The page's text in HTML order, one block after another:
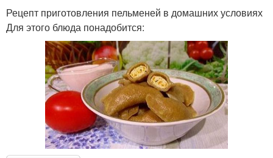
Рецепт приготовления пельменей в домашних условиях
Для этого блюда понадобится: